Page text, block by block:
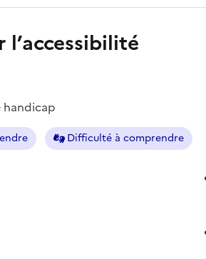
handicap
Difficulté à comprendre